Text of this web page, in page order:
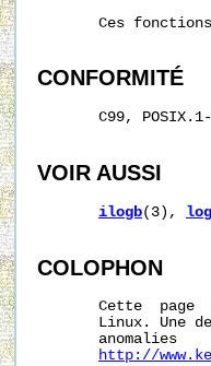
Ces
CONFORMITÉ
C99,
VOIR AUSSI
ilogb(3), log
COLOPHON
Cette  page
Linux. Une
anomalies
http://